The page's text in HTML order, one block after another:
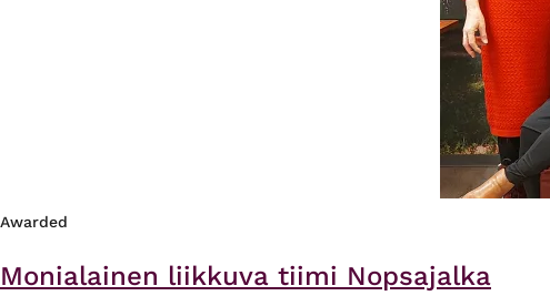
Awarded
Monialainen liikkuva tiimi Nopsajalka